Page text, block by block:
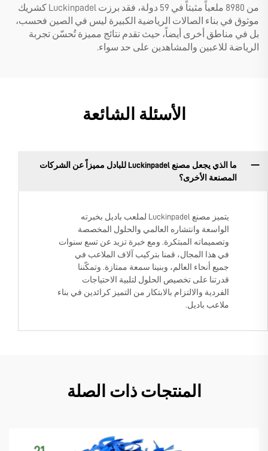
من 8980 ملعباً مثبتاً في 59 دولة، فقد برزت Luckinpadel كشريك
موثوق في بناء الصالات الرياضية الكبيرة ليس في الصين فحسب،
بل في مناطق أخرى أيضاً، حيث تقدم نتائج مميزة تُحسّن تجربة
الرياضة للاعبين والمشاهدين على حد سواء.
الأسئلة الشائعة
ما الذي يجعل مصنع Luckinpadel للبادل مميزاً عن الشركات
المصنعة الأخرى؟
يتميز مصنع Luckinpadel لملعب باديل بخبرته
الواسعة وانتشاره العالمي والحلول المخصصة
وتصميماته المبتكرة. ومع خبرة تزيد عن تسع سنوات
في هذا المجال، قمنا بتركيب آلاف الملاعب في
جميع أنحاء العالم، وبنينا سمعة ممتازة. وتمكّننا
قدرتنا على تخصيص الحلول لتلبية الاحتياجات
الفردية والالتزام بالابتكار من التميز كرائدين في بناء
ملاعب باديل.
المنتجات ذات الصلة